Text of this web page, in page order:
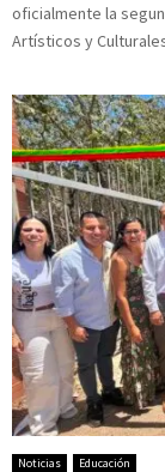
oficialmente la
Artísticos y
Noticias Educación